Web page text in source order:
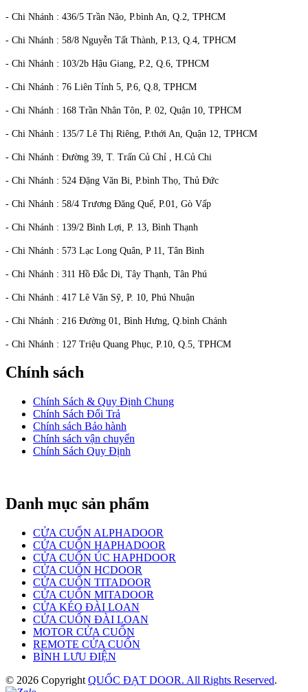
- Chi Nhánh : 436/5 Trần Não, P.bình An, Q.2, TPHCM
- Chi Nhánh : 58/8 Nguyễn Tất Thành, P.13, Q.4, TPHCM
- Chi Nhánh : 103/2b Hậu Giang, P.2, Q.6, TPHCM
- Chi Nhánh : 76 Liên Tỉnh 5, P.6, Q.8, TPHCM
- Chi Nhánh : 168 Trần Nhân Tôn, P. 02, Quận 10, TPHCM
- Chi Nhánh : 135/7 Lê Thị Riêng, P.thới An, Quận 12, TPHCM
- Chi Nhánh : Đường 39, T. Trấn Củ Chỉ , H.Củ Chi
- Chi Nhánh : 524 Đặng Văn Bi, P.bình Thọ, Thủ Đức
- Chi Nhánh : 58/4 Trương Đăng Quế, P.01, Gò Vấp
- Chi Nhánh : 139/2 Bình Lợi, P. 13, Bình Thạnh
- Chi Nhánh : 573 Lạc Long Quân, P 11, Tân Bình
- Chi Nhánh : 311 Hồ Đắc Di, Tây Thạnh, Tân Phú
- Chi Nhánh : 417 Lê Văn Sỹ, P. 10, Phú Nhuận
- Chi Nhánh : 216 Đường 01, Bình Hưng, Q.bình Chánh
- Chi Nhánh : 127 Triệu Quang Phục, P.10, Q.5, TPHCM
Chính sách
Chính Sách & Quy Định Chung
Chính Sách Đổi Trả
Chính sách Bảo hành
Chính sách vận chuyển
Chính Sách Quy Định
Danh mục sản phẩm
CỬA CUỐN ALPHADOOR
CỬA CUỐN HAPHADOOR
CỬA CUỐN ÚC HAPHDOOR
CỬA CUỐN HCDOOR
CỬA CUỐN TITADOOR
CỬA CUỐN MITADOOR
CỬA KÉO ĐÀI LOAN
CỬA CUỐN ĐÀI LOAN
MOTOR CỬA CUỐN
REMOTE CỬA CUỐN
BÌNH LƯU ĐIỆN
© 2026 Copyright QUỐC ĐẠT DOOR. All Rights Reserved.